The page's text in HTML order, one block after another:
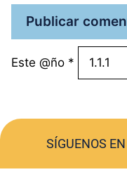
Este @ño *
SÍGUENOS EN